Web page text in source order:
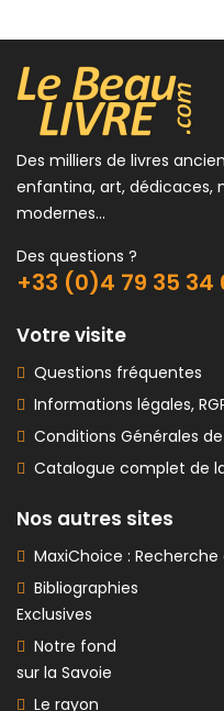
Des milliers de livres
enfantina, art, dédicaces,
modernes...
Des questions ?
+33 (0)4 79 35 34
Votre visite
Questions fréquentes
Informations légales,
Conditions Générales
Catalogue complet de
Nos autres sites
MaxiChoice : Recherche
Bibliographies
Exclusives
Notre fond
sur la Savoie
Le rayon